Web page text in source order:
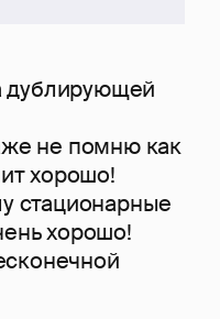
дублирующей
не помню как
хорошо!
стационарные
хорошо!